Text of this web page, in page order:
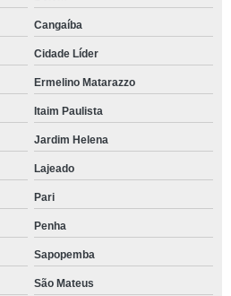
Cangaíba
Cidade Líder
Ermelino Matarazzo
Itaim Paulista
Jardim Helena
Lajeado
Pari
Penha
Sapopemba
São Mateus